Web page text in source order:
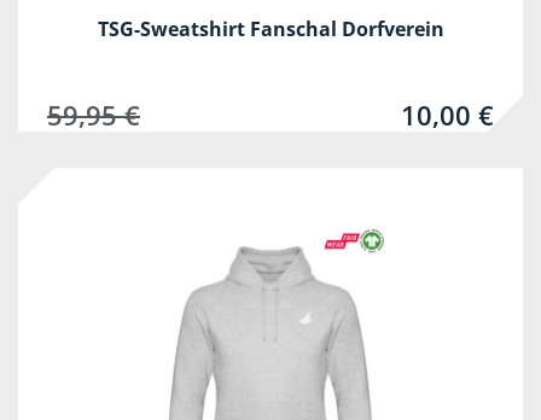
TSG-Sweatshirt Fanschal Dorfverein
59,95 € 10,00 €